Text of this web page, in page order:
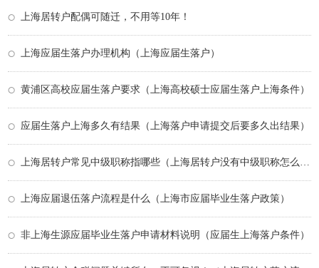
上海居转户配偶可随迁，不用等10年！
上海应届生落户办理机构（上海应届生落户）
黄浦区高校应届生落户要求（上海高校硕士应届生落户上海条件）
应届生落户上海多久有结果（上海落户申请提交后要多久出结果）
上海应届退伍落户流程是什么（上海市应届毕业生落户政策）
非上海生源应届毕业生落户申请材料说明（应届生上海落户条件）